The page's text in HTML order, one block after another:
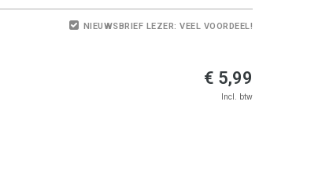
NIEUWSBRIEF LEZER: VEEL VOORDEEL!
€ 5,99
Incl. btw